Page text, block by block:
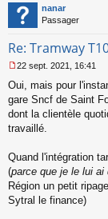
nanar
Passager
Re: Tramway
e
s
s
g
n
o
n
u
22 sept. 2021, 16:41
Oui, mais pour
gare Sncf de Saint
dont la clientèle
travaillé.
Quand l'intégration
(parce que je le lui ai
Région un petit
Sytral le finance)